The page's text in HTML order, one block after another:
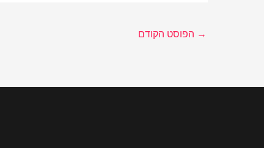
→ הפוסט הקודם